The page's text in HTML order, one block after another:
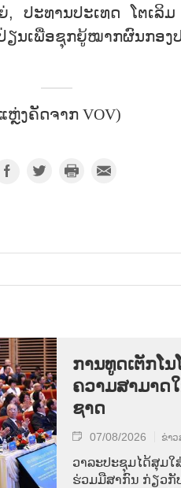
, ປະທານປະເທດ ໂຕເ
ຽນເພື່ອຊຸກຍູ້ໝາກຜົນກອ
ຫຼ່ງຄັດຈາກ VOV)
ການ​ທູດ​ເຕັກ​ໂ
ຄວາມ​ສາ​ມາດ​
ຊາດ
07/08/2026 ຂ່າວ
ວາ​ລະ​ປະ​ຊຸມ​ໄດ້​ສຸມ​ໃ
ຮ່ວມ​ມື​ສາ​ກົນ ກ່ຽວ​ກັ